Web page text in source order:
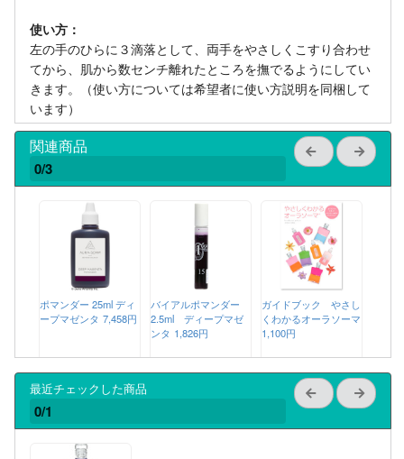
使い方：
左の手のひらに３滴落として、両手をやさしくこすり合わせ
てから、肌から数センチ離れたところを撫でるようにしてい
きます。（使い方については希望者に使い方説明を同梱して
います）
関連商品
0/3
ポマンダー 25ml ディ
ープマゼンタ 7,458円
バイアルポマンダー
2.5ml ディープマゼ
ンタ 1,826円
ガイドブック やさし
くわかるオーラソーマ
1,100円
最近チェックした商品
0/1